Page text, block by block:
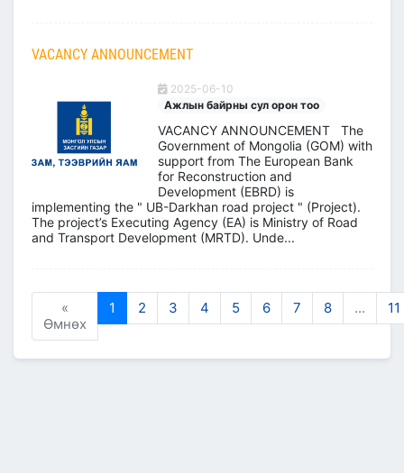
VACANCY ANNOUNCEMENT
2025-06-10
Ажлын байрны сул орон тоо
VACANCY ANNOUNCEMENT The
Government of Mongolia (GOM) with
support from The European Bank
for Reconstruction and
Development (EBRD) is
implementing the " UB-Darkhan road project " (Project).
The project’s Executing Agency (EA) is Ministry of Road
and Transport Development (MRTD). Unde...
«
Өмнөх
1 2 3 4 5 6 7 8 ... 11